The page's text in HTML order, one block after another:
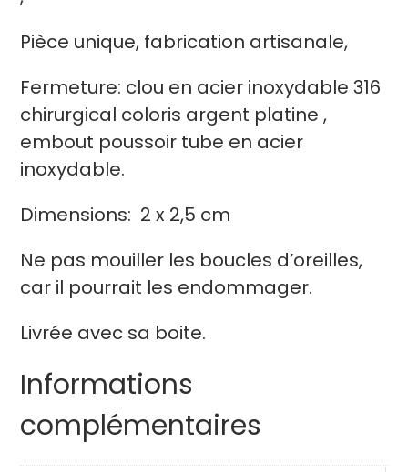
Pièce unique, fabrication artisanale,
Fermeture: clou en acier inoxydable 316
chirurgical coloris argent platine ,
embout poussoir tube en acier
inoxydable.
Dimensions: 2 x 2,5 cm
Ne pas mouiller les boucles d’oreilles,
car il pourrait les endommager.
Livrée avec sa boite.
Informations
complémentaires